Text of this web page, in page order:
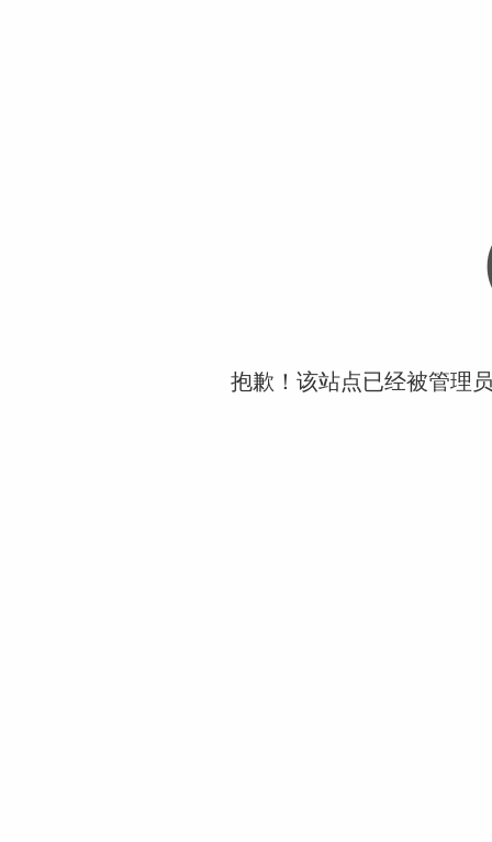
抱歉！该站点已经被管理